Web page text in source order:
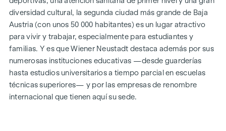
Ya sea un piso con jardín o en el ático, para una persona sola
o para una familia, para uso propio o como inversión: los
pisos de 2 a 4 habitaciones, con superficies de entre unos 52
y unos 111 m² (más zona exterior privada), satisfacen tus
deseos más personales. El proyecto ya está terminado.
Aparcamientos para bicicletas, zona para cochecitos,
parque infantil con pérgola y zonas de descanso, así como
un aparcamiento subterráneo completan la oferta de este
diversidad cultural, la segunda ciudad más grande de Baja
Austria (con unos 50 000 habitantes) es un lugar atractivo
para vivir y trabajar, especialmente para estudiantes y
familias. Y es que Wiener Neustadt destaca además por sus
numerosas instituciones educativas —desde guarderías
hasta estudios universitarios a tiempo parcial en escuelas
técnicas superiores— y por las empresas de renombre
internacional que tienen aquí su sede.